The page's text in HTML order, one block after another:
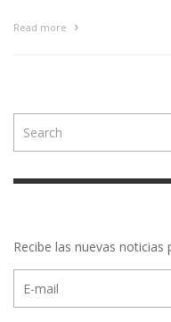
Read more
Recibe las nuevas noticias
mail